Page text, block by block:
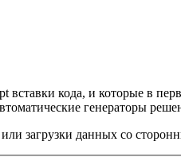
вставки кода, и которые в
генераторы
загрузки данных со